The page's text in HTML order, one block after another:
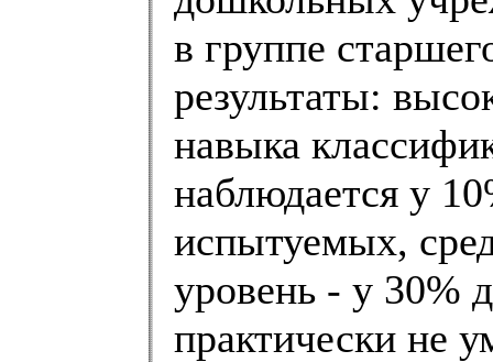
в группе
результаты:
навыка
наблюдается у
испытуемых,
уровень - у 30%
практически не